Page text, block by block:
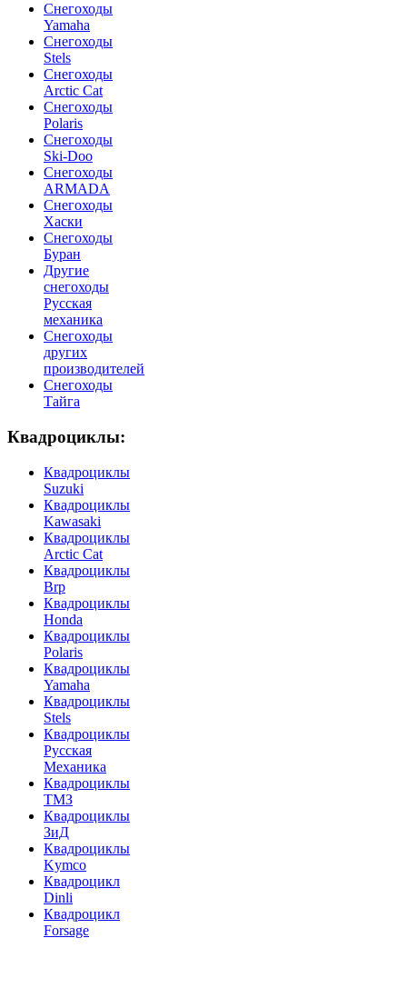
Cнегоходы
Yamaha
Снегоходы
Stels
Снегоходы
Arctic Cat
Снегоходы
Polaris
Снегоходы
Ski-Doo
Снегоходы
ARMADA
Cнегоходы
Хаски
Снегоходы
Буран
Другие
снегоходы
Русская
механика
Снегоходы
других
производителей
Снегоходы
Тайга
Квадроциклы:
Квадроциклы
Suzuki
Квадроциклы
Kawasaki
Квадроциклы
Arctic Cat
Квадроциклы
Brp
Квадроциклы
Honda
Квадроциклы
Polaris
Квадроциклы
Yamaha
Квадроциклы
Stels
Квадроциклы
Русская
Механика
Квадроциклы
ТМЗ
Квадроциклы
ЗиД
Квадроциклы
Kymco
Квадроцикл
Dinli
Квадроцикл
Forsage